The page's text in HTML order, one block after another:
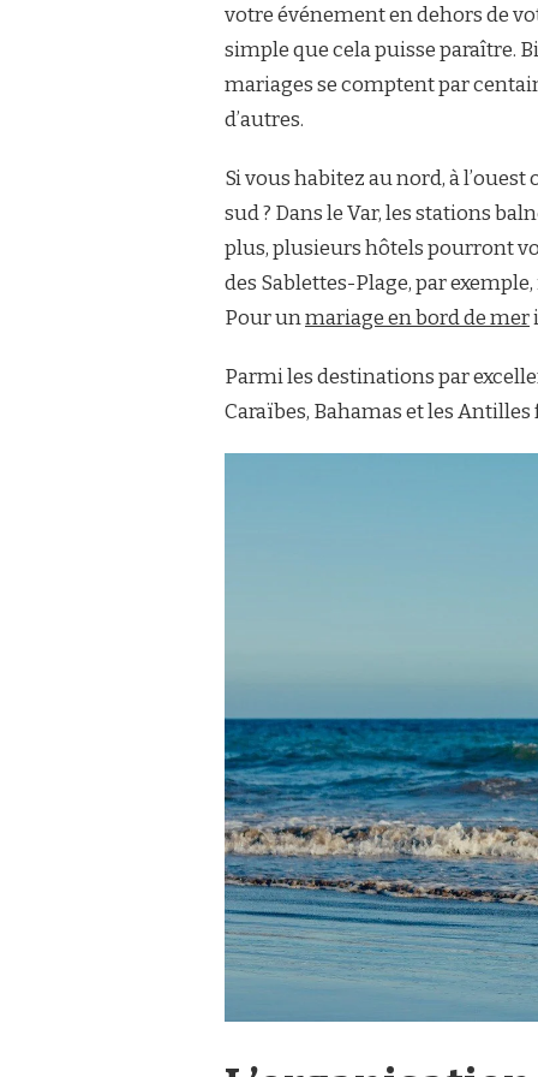
votre événement en dehors de
simple que cela puisse paraître.
mariages se comptent par
d’autres.
Si vous habitez au nord, à l’ouest
sud ? Dans le Var, les stations
plus, plusieurs hôtels pourront
des Sablettes-Plage, par
Pour unmariage en bord de mer
Parmi les destinations par
Caraïbes, Bahamas et les Antilles